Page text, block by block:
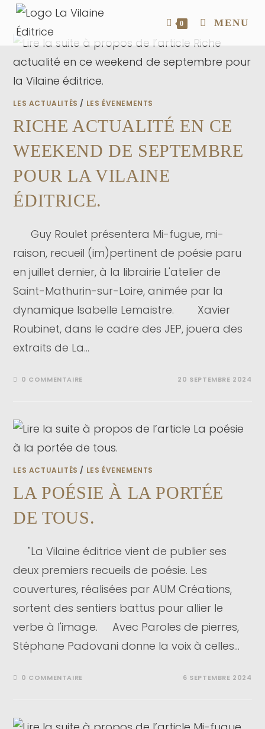
0 MENU
LES ACTUALITÉS / LES ÉVENEMENTS
RICHE ACTUALITÉ EN CE
WEEKEND DE SEPTEMBRE
POUR LA VILAINE
ÉDITRICE.
Guy Roulet présentera Mi-fugue, mi-
raison, recueil (im)pertinent de poésie paru
en juillet dernier, à la librairie L'atelier de
Saint-Mathurin-sur-Loire, animée par la
dynamique Isabelle Lemaistre. Xavier
Roubinet, dans le cadre des JEP, jouera des
extraits de La…
0 COMMENTAIRE 20 SEPTEMBRE 2024
LES ACTUALITÉS / LES ÉVENEMENTS
LA POÉSIE À LA PORTÉE
DE TOUS.
"La Vilaine éditrice vient de publier ses
deux premiers recueils de poésie. Les
couvertures, réalisées par AUM Créations,
sortent des sentiers battus pour allier le
verbe à l'image. Avec Paroles de pierres,
Stéphane Padovani donne la voix à celles…
0 COMMENTAIRE 6 SEPTEMBRE 2024